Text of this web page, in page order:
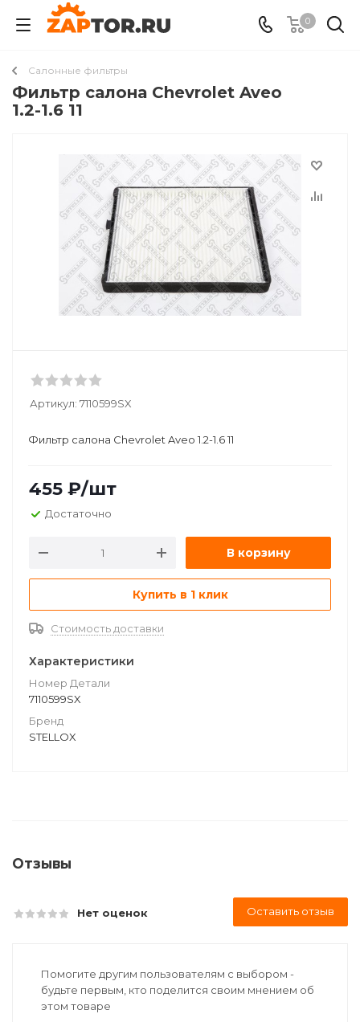
0
Салонные фильтры
Фильтр салона Chevrolet Aveo
1.2-1.6 11
Артикул: 7110599SX
Фильтр салона Chevrolet Aveo 1.2-1.6 11
455 ₽/шт
Достаточно
В корзину
Купить в 1 клик
Стоимость доставки
Характеристики
Номер Детали
7110599SX
Бренд
STELLOX
Отзывы
Нет оценок Оставить отзыв
Помогите другим пользователям с выбором -
будьте первым, кто поделится своим мнением об
этом товаре